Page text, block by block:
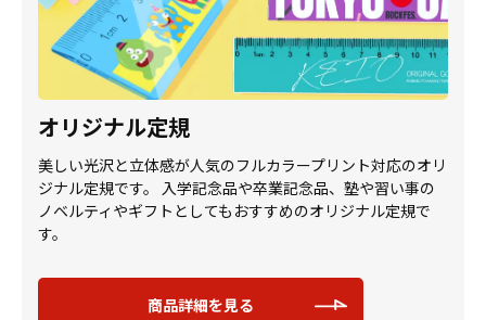
オリジナル定規
美しい光沢と立体感が人気のフルカラープリント対応のオリ
ジナル定規です。 入学記念品や卒業記念品、塾や習い事の
ノベルティやギフトとしてもおすすめのオリジナル定規で
す。
商品詳細を見る